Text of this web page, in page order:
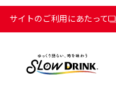
サイトのご利用にあたって